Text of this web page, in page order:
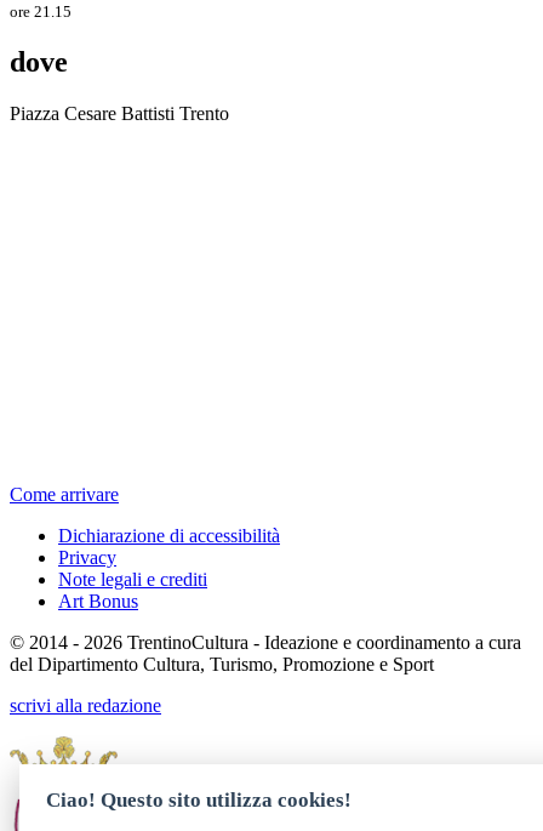
ore 21.15
dove
Piazza Cesare Battisti Trento
Come arrivare
Dichiarazione di accessibilità
Privacy
Note legali e crediti
Art Bonus
© 2014 - 2026 TrentinoCultura - Ideazione e coordinamento a cura
del Dipartimento Cultura, Turismo, Promozione e Sport
scrivi alla redazione
Ciao! Questo sito utilizza cookies!